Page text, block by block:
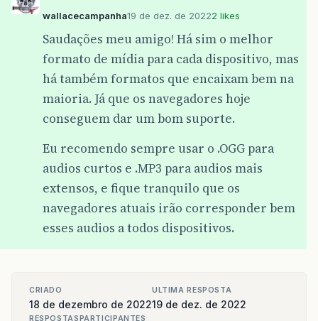
wallacecampanha19 de dez. de 20222 likes
Saudações meu amigo! Há sim o melhor
formato de mídia para cada dispositivo, mas
há também formatos que encaixam bem na
maioria. Já que os navegadores hoje
conseguem dar um bom suporte.
Eu recomendo sempre usar o .OGG para
audios curtos e .MP3 para audios mais
extensos, e fique tranquilo que os
navegadores atuais irão corresponder bem
esses audios a todos dispositivos.
CRIADO
18 de dezembro de 2022
ULTIMA RESPOSTA
19 de dez. de 2022
RESPOSTAS PARTICIPANTES